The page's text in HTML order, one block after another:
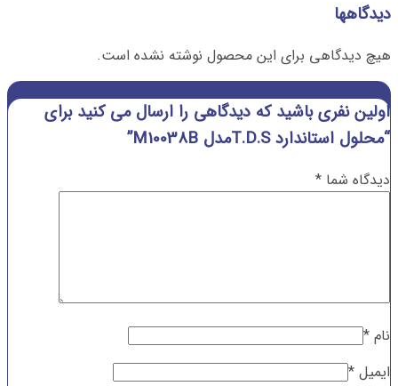
دیدگاهها
هیچ دیدگاهی برای این محصول نوشته نشده است.
اولین نفری باشید که دیدگاهی را ارسال می کنید برای
“محلول استاندارد T.D.Sمدل M10038B”
دیدگاه شما *
نام *
ایمیل *